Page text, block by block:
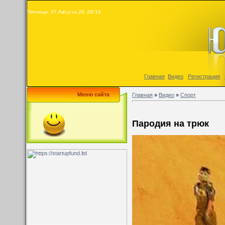
Пятница, 07.Августа.26, 09:15
Главная Видео Регистрация
Меню сайта Главная»Видео»Спорт
Пародия на трюк